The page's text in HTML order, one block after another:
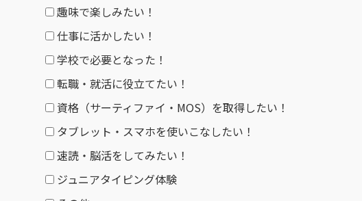
趣味で楽しみたい！
仕事に活かしたい！
学校で必要となった！
転職・就活に役立てたい！
資格（サーティファイ・MOS）を取得したい！
タブレット・スマホを使いこなしたい！
速読・脳活をしてみたい！
ジュニアタイピング体験